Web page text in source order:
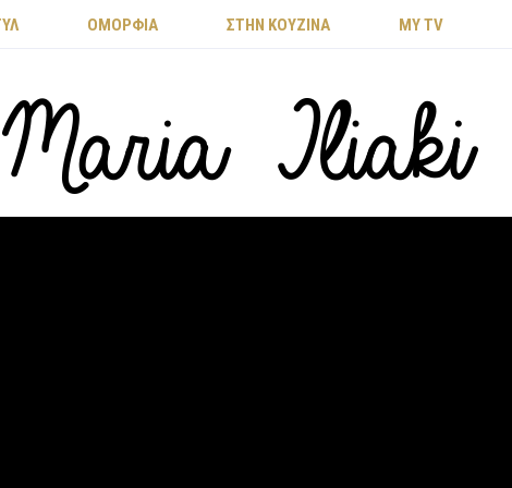
ΟΜΟΡΦΙΑ ΣΤΗΝ ΚΟΥΖΙΝΑ MY TV